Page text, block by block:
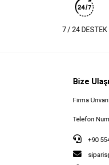
7 / 24 DESTEK
Bize
Firma
Telefon
+90